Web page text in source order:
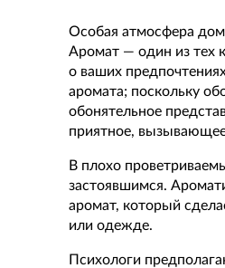
Особая атмосфера
Аромат — один из тех
о ваших
аромата; поскольку
обонятельное
приятное,
В плохо
застоявшимся.
аромат, который
или одежде.
Психологи